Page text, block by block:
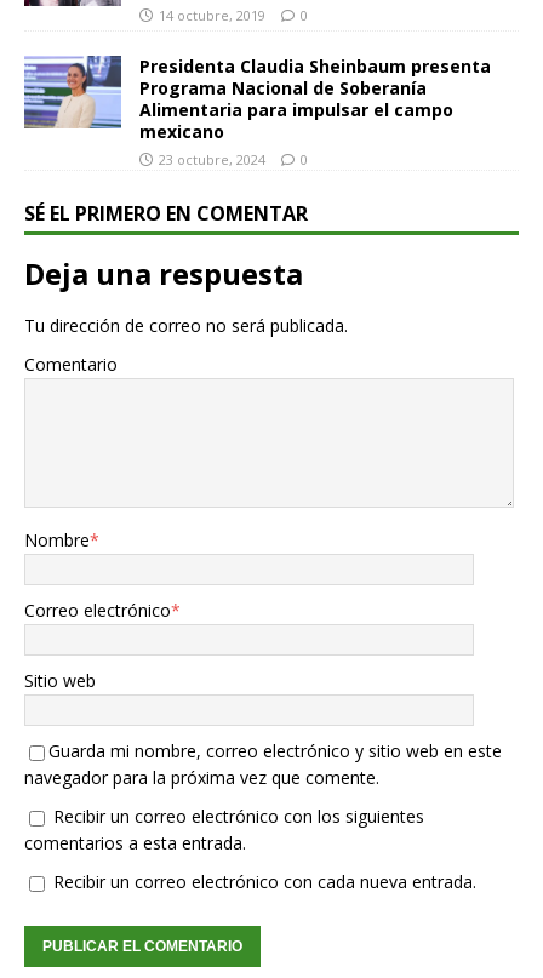
14 octubre, 2019 0
Presidenta Claudia Sheinbaum presenta
Programa Nacional de Soberanía
Alimentaria para impulsar el campo
mexicano
23 octubre, 2024 0
SÉ EL PRIMERO EN COMENTAR
Deja una respuesta
Tu dirección de correo no será publicada.
Comentario
Nombre*
Correo electrónico*
Sitio web
Guarda mi nombre, correo electrónico y sitio web en este
navegador para la próxima vez que comente.
Recibir un correo electrónico con los siguientes
comentarios a esta entrada.
Recibir un correo electrónico con cada nueva entrada.